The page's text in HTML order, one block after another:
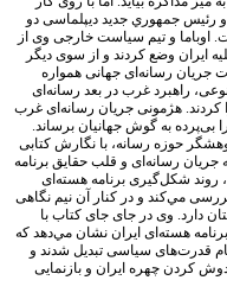
جمهوري جدید دیپلماسی دو
و تیم سیاست خارجی وی از
وضع کردند و از سوی دیگر
رسانه‌ای جهانی همواره
غرب در بعد رسانه‌ای
هژمونی جریان رسانه‌ای غرب
به گوش جهانیان برساند.
رسانه، با نگارش کتابی
و قلب حقایق برنامه
برنامه هسته‌ای
و در کنار آن نیم نگاهی
وی در جای جای کتاب با
ایران نشان مي‌دهد که
سیاسی تبدیل شدند و
چهره ایران و بازنمایی